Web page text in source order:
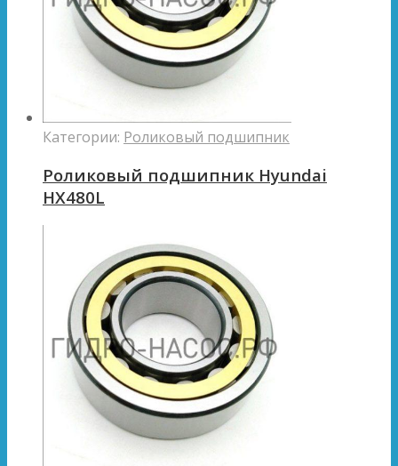
Категории: Роликовый подшипник
Роликовый подшипник Hyundai
HX480L